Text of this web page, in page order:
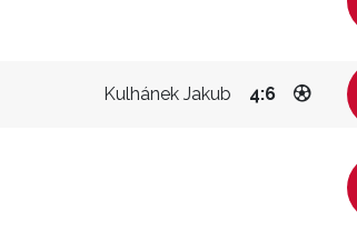
Kulhánek Jakub 4:6